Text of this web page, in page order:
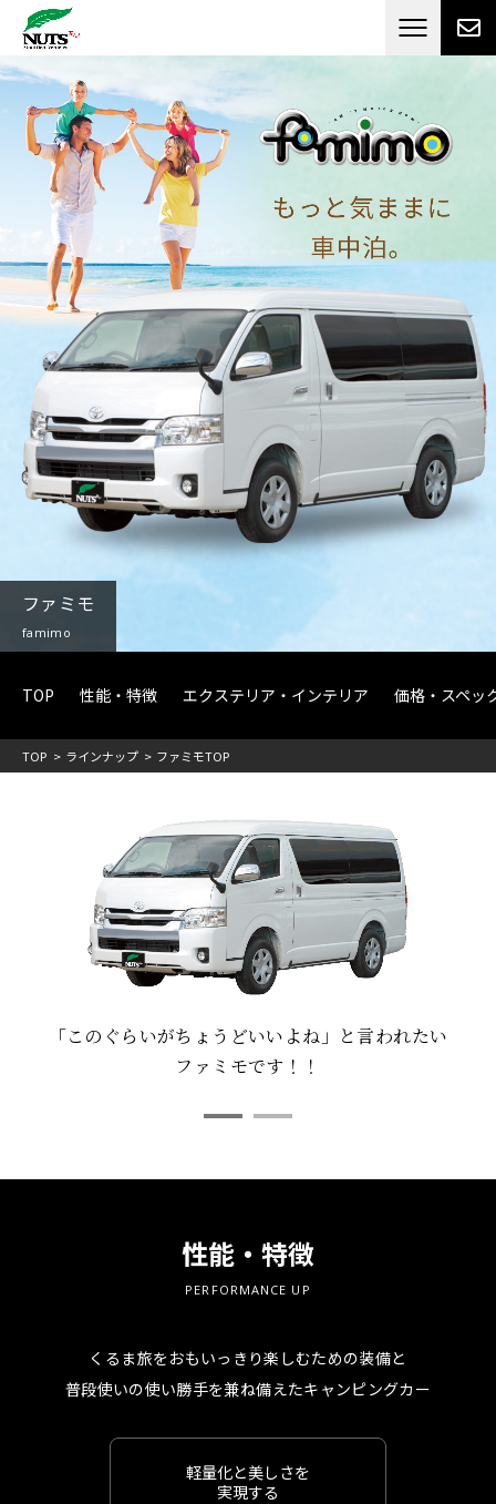
日本最大級のキャンピングカーメーカー
RV[テレビCM放送]
ファミモ
famimo
TOP 性能・特徴 エクステリア・インテリア 価格・スペッ
TOP ラインナップ ファミモTOP
「このぐらいがちょうどいいよね」と言われたい
ファミモです！！
性能・特徴
PERFORMANCE UP
くるま旅をおもいっきり楽しむための装備と
普段使いの使い勝手を兼ね備えたキャンピングカー
軽量化と美しさを
実現する